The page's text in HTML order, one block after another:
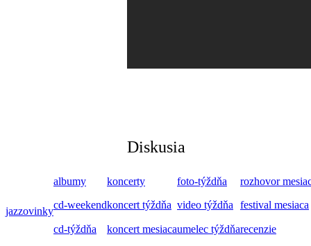
Diskusia
jazzovinky
albumy koncerty foto-týždňa
rozhovor
cd-weekendkoncert týždňa video týždňa festival mesiaca
cd-týždňa koncert mesiacaumelec týždňarecenzie